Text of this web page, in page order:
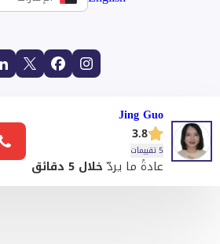
Jing Guo
3.8
5 تقييمات
عادةً ما يردّخلال 5 دقائق